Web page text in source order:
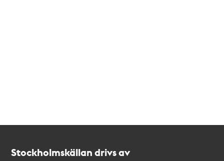
Stockholmskällan drivs av